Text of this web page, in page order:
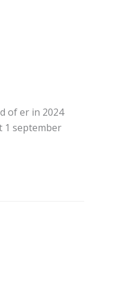
of er in 2024
1 september